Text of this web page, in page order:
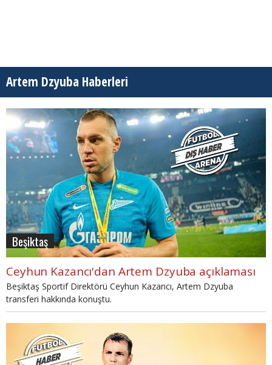
Artem Dzyuba Haberleri
Beşiktaş
Ceyhun Kazancı'dan Artem Dzyuba açıklaması
Beşiktaş Sportif Direktörü Ceyhun Kazancı, Artem Dzyuba
transferi hakkında konuştu.